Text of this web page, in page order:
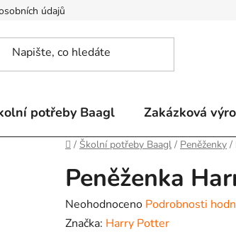
údajů
potřeby Baagl Zakázková
Domů
/ Školní potřeby Baagl / Peněženky /
Peněženka
Průměrné
hodnocení
Neohodnoceno Podrobnosti
Značka: Harry Potter